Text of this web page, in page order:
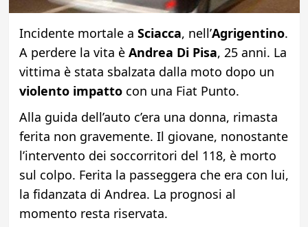
Incidente mortale a Sciacca, nell’Agrigentino.
A perdere la vita èAndrea Di Pisa, 25 anni. La
vittima è stata sbalzata dalla moto dopo un
violento impattocon una Fiat Punto.
Alla guida dell’auto c’era una donna, rimasta
ferita non gravemente. Il giovane, nonostante
l’intervento dei soccorritori del 118, è morto
sul colpo. Ferita la passeggera che era con lui,
la fidanzata di Andrea. La prognosi al
momento resta riservata.